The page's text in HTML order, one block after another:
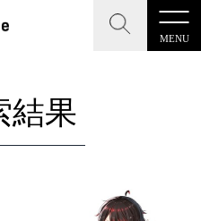
MENU
CLOSE
CLOSE
特化メディア
結果